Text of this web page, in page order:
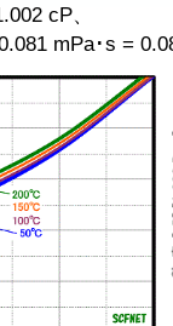
cP、
mPa･s =